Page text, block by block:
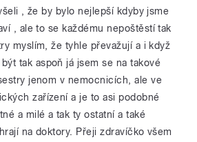
, že by bylo nejlepší kdyby jsme
, ale to se každému nepoštěstí tak
myslím, že tyhle převažují a i když
tak aspoň já jsem se na takové
jenom v nemocnicích, ale ve
zařízení a je to asi podobné
a milé a tak ty ostatní a také
na doktory. Přeji zdravíčko všem